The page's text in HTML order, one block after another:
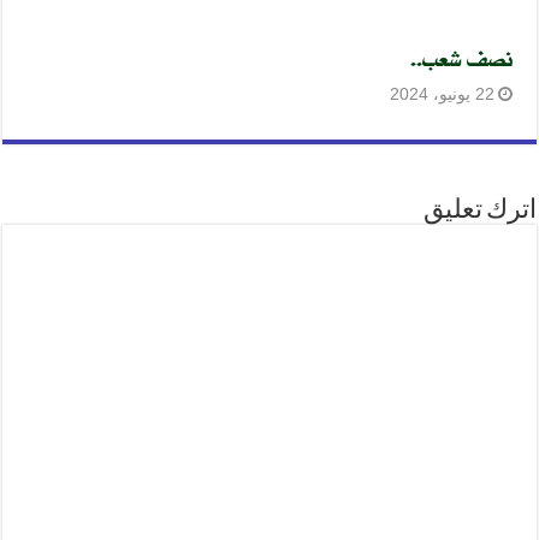
نصف شعب..
22 يونيو، 2024
اترك تعليق